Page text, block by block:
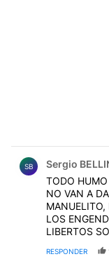
SB Sergio
TODO
NO VAN A
MANUELITO,
LOS
LIBERTOS
RESPONDER